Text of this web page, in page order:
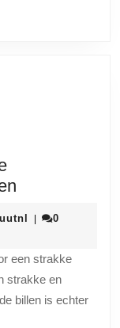
om
billen
te
vermageren
0
een strakke
strakke en
billen is echter